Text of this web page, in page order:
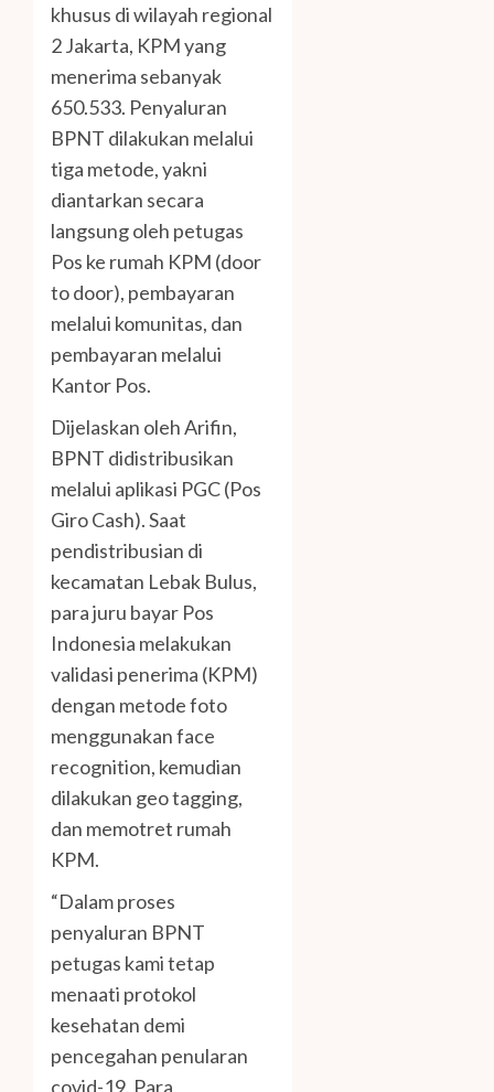
khusus di wilayah regional
2 Jakarta, KPM yang
menerima sebanyak
650.533. Penyaluran
BPNT dilakukan melalui
tiga metode, yakni
diantarkan secara
langsung oleh petugas
Pos ke rumah KPM (door
to door), pembayaran
melalui komunitas, dan
pembayaran melalui
Kantor Pos.
Dijelaskan oleh Arifin,
BPNT didistribusikan
melalui aplikasi PGC (Pos
Giro Cash). Saat
pendistribusian di
kecamatan Lebak Bulus,
para juru bayar Pos
Indonesia melakukan
validasi penerima (KPM)
dengan metode foto
menggunakan face
recognition, kemudian
dilakukan geo tagging,
dan memotret rumah
KPM.
“Dalam proses
penyaluran BPNT
petugas kami tetap
menaati protokol
kesehatan demi
pencegahan penularan
covid-19. Para